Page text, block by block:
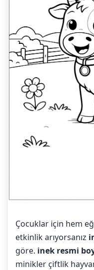
Çocuklar için hem
etkinlik arıyorsanız
göre. inek resmi
minikler çiftlik